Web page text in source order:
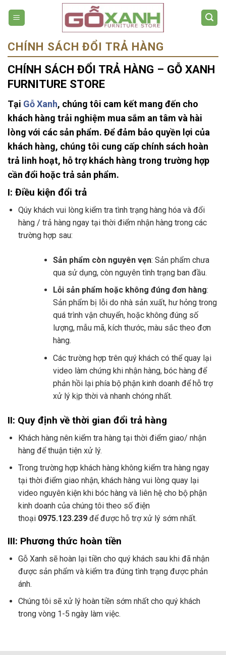
dungCHÍNH SÁCH ĐỔI TRẢ HÀNG
CHÍNH SÁCH ĐỔI TRẢ HÀNG – GỖ XANH
FURNITURE STORE
Tại Gỗ Xanh, chúng tôi cam kết mang đến cho
khách hàng trải nghiệm mua sắm an tâm và hài
lòng với các sản phẩm. Để đảm bảo quyền lợi của
khách hàng, chúng tôi cung cấp chính sách hoàn
trả linh hoạt, hỗ trợ khách hàng trong trường hợp
cần đổi hoặc trả sản phẩm.
I: Điều kiện đổi trả
Qúy khách vui lòng kiểm tra tình trạng hàng hóa và đổi
hàng / trả hàng ngay tại thời điểm nhận hàng trong các
trường hợp sau:
Sản phẩm còn nguyên vẹn: Sản phẩm chưa
qua sử dụng, còn nguyên tình trạng ban đầu.
Lỗi sản phẩm hoặc không đúng đơn hàng:
Sản phẩm bị lỗi do nhà sản xuất, hư hỏng trong
quá trình vận chuyển, hoặc không đúng số
lượng, mẫu mã, kích thước, màu sắc theo đơn
hàng.
Các trường hợp trên quý khách có thể quay lại
video làm chứng khi nhận hàng, bóc hàng để
phản hồi lại phía bộ phận kinh doanh để hỗ trợ
xử lý kịp thời và nhanh chóng nhất.
II: Quy định về thời gian đổi trả hàng
Khách hàng nên kiểm tra hàng tại thời điểm giao/ nhận
hàng để thuận tiện xử lý.
Trong trường hợp khách hàng không kiểm tra hàng ngay
tại thời điểm giao nhận, khách hàng vui lòng quay lại
video nguyên kiện khi bóc hàng và liên hệ cho bộ phận
kinh doanh của chúng tôi theo số điện
thoại 0975.123.239để được hỗ trợ xử lý sớm nhất.
III: Phương thức hoàn tiền
Gỗ Xanh sẽ hoàn lại tiền cho quý khách sau khi đã nhận
được sản phẩm và kiểm tra đúng tình trạng được phản
ánh.
Chúng tôi sẽ xử lý hoàn tiền sớm nhất cho quý khách
trong vòng 1-5 ngày làm việc.